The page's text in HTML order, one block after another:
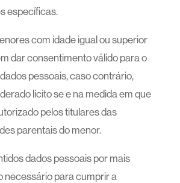
específicas.
com idade igual ou superior
dar consentimento válido para o
pessoais, caso contrário,
lícito se e na medida em que
pelos titulares das
parentais do menor.
dados pessoais por mais
necessário para cumprir a